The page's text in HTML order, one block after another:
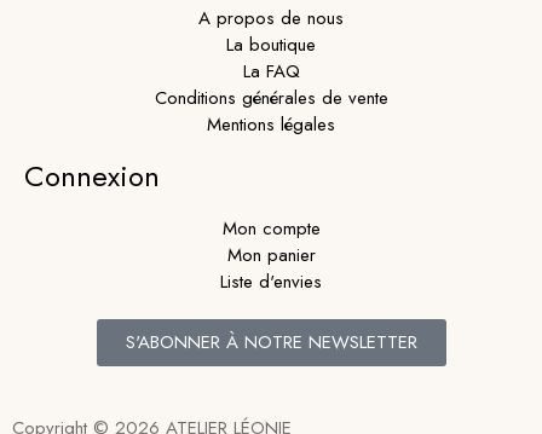
A propos de nous
La boutique
La FAQ
Conditions générales de vente
Mentions légales
Connexion
Mon compte
Mon panier
Liste d'envies
S'ABONNER À NOTRE NEWSLETTER
Copyright © 2026 ATELIER LÉONIE